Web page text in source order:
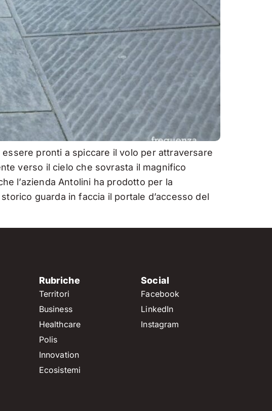
pronti a spiccare il volo per attraversare
verso il cielo che sovrasta il magnifico
l’azienda Antolini ha prodotto per la
guarda in faccia il portale d’accesso del
Rubriche
Territori
Business
Healthcare
Polis
Innovation
Ecosistemi
Social
Facebook
LinkedIn
Instagram